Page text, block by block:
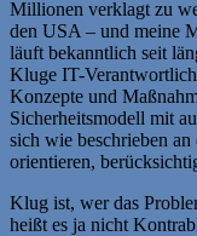
Millionen verklagt zu
den USA – und meine
läuft bekanntlich seit
Kluge IT-
Konzepte und
Sicherheitsmodell mit
sich wie beschrieben
orientieren,
Klug ist, wer das
heißt es ja nicht